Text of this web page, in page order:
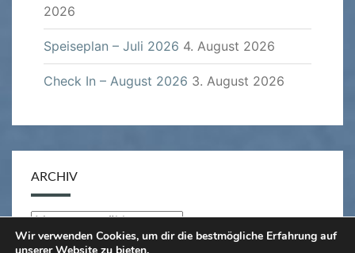
2026
Speiseplan – Juli 2026 4. August 2026
Check In – August 2026 3. August 2026
ARCHIV
Archiv
Wir verwenden Cookies, um dir die bestmögliche Erfahrung auf